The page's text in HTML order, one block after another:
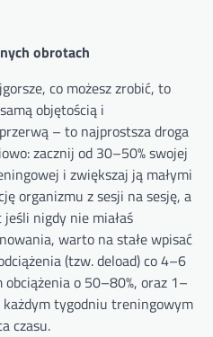
obrotach
co możesz zrobić, to
objętością i
– to najprostsza droga
zacznij od 30–50% swojej
i zwiększaj ją małymi
organizmu z sesji na sesję, a
nigdy nie miałaś
warto na stałe wpisać
(tzw. deload) co 4–6
o 50–80%, oraz 1–
każdym tygodniu treningowym
czasu.